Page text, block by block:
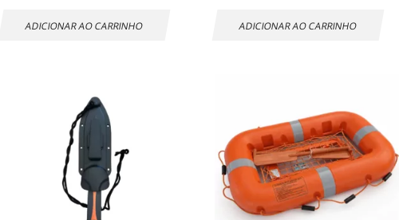
ADICIONAR AO CARRINHO ADICIONAR AO CARRINHO